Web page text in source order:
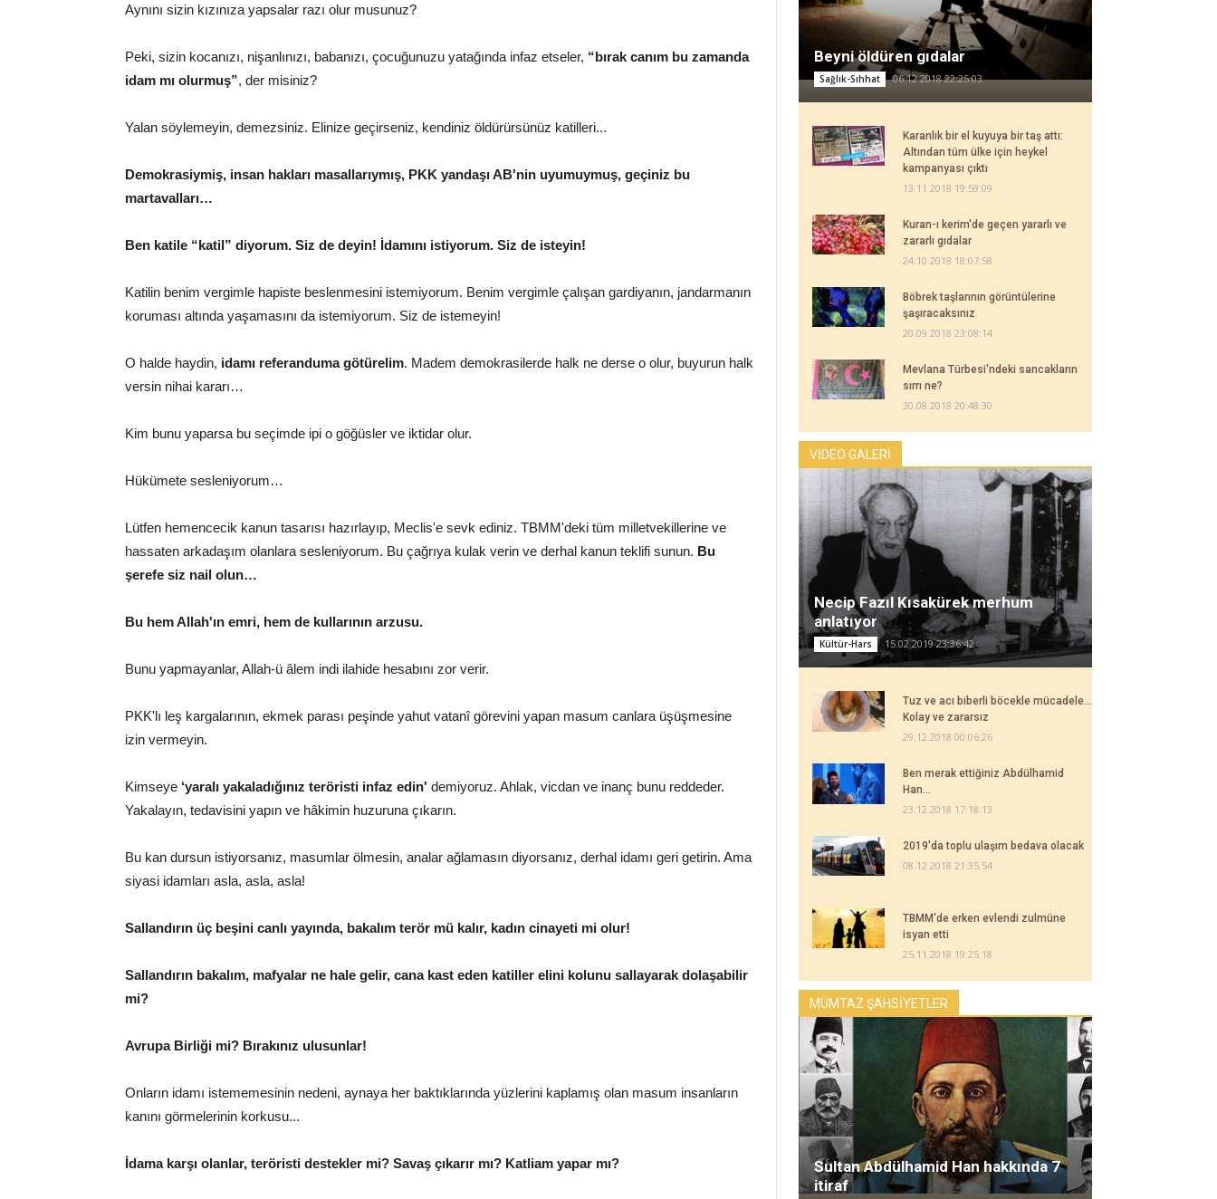
Aynını sizin kızınıza yapsalar razı olur musunuz?
Peki, sizin kocanızı, nişanlınızı, babanızı, çocuğunuzu yatağında infaz etseler, “bırak canım bu zamanda
idam mı olurmuş”, der misiniz?
Yalan söylemeyin, demezsiniz. Elinize geçirseniz, kendiniz öldürürsünüz katilleri...
Demokrasiymiş, insan hakları masallarıymış, PKK yandaşı AB'nin uyumuymuş, geçiniz bu
martavalları…
Ben katile “katil” diyorum. Siz de deyin! İdamını istiyorum. Siz de isteyin!
Katilin benim vergimle hapiste beslenmesini istemiyorum. Benim vergimle çalışan gardiyanın, jandarmanın
koruması altında yaşamasını da istemiyorum. Siz de istemeyin!
O halde haydin, idamı referanduma götürelim. Madem demokrasilerde halk ne derse o olur, buyurun halk
versin nihai kararı…
Kim bunu yaparsa bu seçimde ipi o göğüsler ve iktidar olur.
Hükümete sesleniyorum…
Lütfen hemencecik kanun tasarısı hazırlayıp, Meclis'e sevk ediniz. TBMM'deki tüm milletvekillerine ve
hassaten arkadaşım olanlara sesleniyorum. Bu çağrıya kulak verin ve derhal kanun teklifi sunun. Bu
şerefe siz nail olun…
Bu hem Allah'ın emri, hem de kullarının arzusu.
Bunu yapmayanlar, Allah-ü âlem indi ilahide hesabını zor verir.
PKK'lı leş kargalarının, ekmek parası peşinde yahut vatanî görevini yapan masum canlara üşüşmesine
izin vermeyin.
Kimseye ‘yaralı yakaladığınız teröristi infaz edin' demiyoruz. Ahlak, vicdan ve inanç bunu reddeder.
Yakalayın, tedavisini yapın ve hâkimin huzuruna çıkarın.
Bu kan dursun istiyorsanız, masumlar ölmesin, analar ağlamasın diyorsanız, derhal idamı geri getirin. Ama
siyasi idamları asla, asla, asla!
Sallandırın üç beşini canlı yayında, bakalım terör mü kalır, kadın cinayeti mi olur!
Sallandırın bakalım, mafyalar ne hale gelir, cana kast eden katiller elini kolunu sallayarak dolaşabilir
mi?
Avrupa Birliği mi? Bırakınız ulusunlar!
Onların idamı istememesinin nedeni, aynaya her baktıklarında yüzlerini kaplamış olan masum insanların
kanını görmelerinin korkusu...
İdama karşı olanlar, teröristi destekler mi? Savaş çıkarır mı? Katliam yapar mı?
Beyni öldüren gıdalar
Sağlık-Sıhhat 06.12.2018 22:25:03
Karanlık bir el kuyuya bir taş attı:
Altından tüm ülke için heykel
kampanyası çıktı
13.11.2018 19:59:09
Kuran-ı kerim'de geçen yararlı ve
zararlı gıdalar
24.10.2018 18:07:58
Böbrek taşlarının görüntülerine
şaşıracaksınız
20.09.2018 23:08:14
Mevlana Türbesi'ndeki sancakların
sırrı ne?
30.08.2018 20:48:30
VİDEO GALERİ
Necip Fazıl Kısakürek merhum
anlatıyor
Kültür-Hars 15.02.2019 23:36:42
Tuz ve acı biberli böcekle mücadele...
Kolay ve zararsız
29.12.2018 00:06:26
Ben merak ettiğiniz Abdülhamid
Han...
23.12.2018 17:18:13
2019'da toplu ulaşım bedava olacak
08.12.2018 21:35:54
TBMM'de erken evlendi zulmüne
isyan etti
25.11.2018 19:25:18
MÜMTAZ ŞAHSİYETLER
Sultan Abdülhamid Han hakkında 7
itiraf